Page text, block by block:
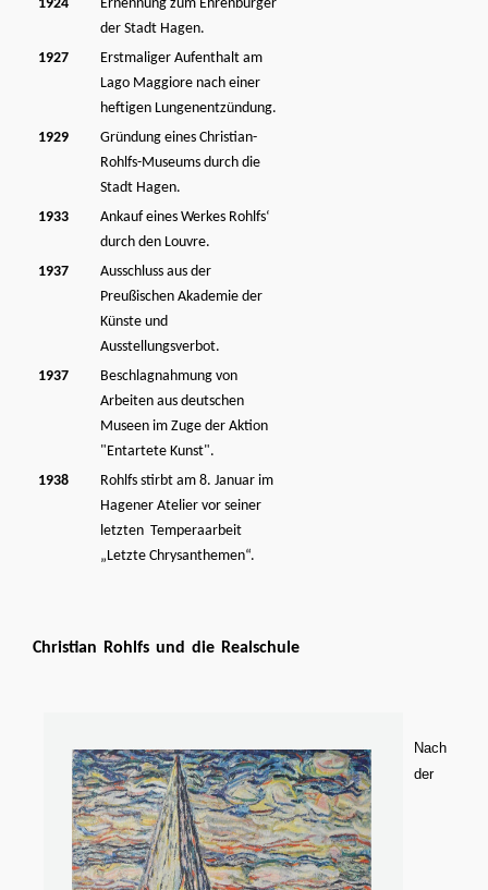
1924
Ernennung zum Ehrenbürger
der Stadt Hagen.
1927
Erstmaliger Aufenthalt am
Lago Maggiore nach einer
heftigen Lungenentzündung.
1929
Gründung eines Christian-
Rohlfs-Museums durch die
Stadt Hagen.
1933
Ankauf eines Werkes Rohlfs‘
durch den Louvre.
1937
Ausschluss aus der
Preußischen Akademie der
Künste und
Ausstellungsverbot.
1937
Beschlagnahmung von
Arbeiten aus deutschen
Museen im Zuge der Aktion
"Entartete Kunst".
1938
Rohlfs stirbt am 8. Januar im
Hagener Atelier vor seiner
letzten Temperaarbeit
„Letzte Chrysanthemen“.
Christian Rohlfs und die Realschule
Nach
der